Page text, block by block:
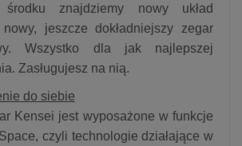
znajdziemy nowy układ
jeszcze dokładniejszy zegar
Wszystko dla jak najlepszej
Zasługujesz na nią.
do siebie
Kensei jest wyposażone w funkcje
czyli technologie działające w